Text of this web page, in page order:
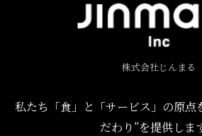
株式会社じんまる
私たち「食」と「サービス」の原点
だわり”を提供しま